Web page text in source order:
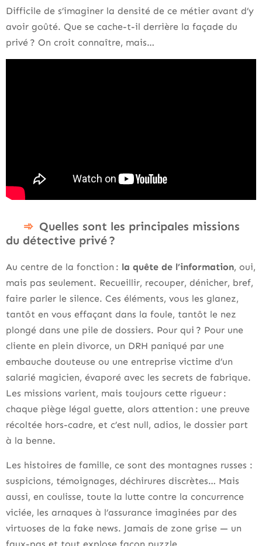
Difficile de s’imaginer la densité de ce métier avant d’y
avoir goûté. Que se cache-t-il derrière la façade du
privé ? On croit connaître, mais…
Quelles sont les principales missions
du détective privé ?
Au centre de la fonction : la quête de l’information, oui,
mais pas seulement. Recueillir, recouper, dénicher, bref,
faire parler le silence. Ces éléments, vous les glanez,
tantôt en vous effaçant dans la foule, tantôt le nez
plongé dans une pile de dossiers. Pour qui ? Pour une
cliente en plein divorce, un DRH paniqué par une
embauche douteuse ou une entreprise victime d’un
salarié magicien, évaporé avec les secrets de fabrique.
Les missions varient, mais toujours cette rigueur :
chaque piège légal guette, alors attention : une preuve
récoltée hors-cadre, et c’est null, adios, le dossier part
à la benne.
Les histoires de famille, ce sont des montagnes russes :
suspicions, témoignages, déchirures discrètes… Mais
aussi, en coulisse, toute la lutte contre la concurrence
viciée, les arnaques à l’assurance imaginées par des
virtuoses de la fake news. Jamais de zone grise — un